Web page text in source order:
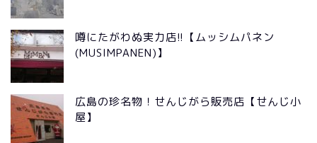
噂にたがわぬ実力店!!【ムッシムパネン
(MUSIMPANEN)】
広島の珍名物！せんじがら販売店【せんじ小
屋】